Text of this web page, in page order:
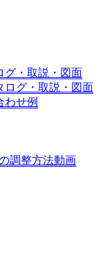
グ・取説・図面
ログ・取説・図面
わせ例
調整方法動画